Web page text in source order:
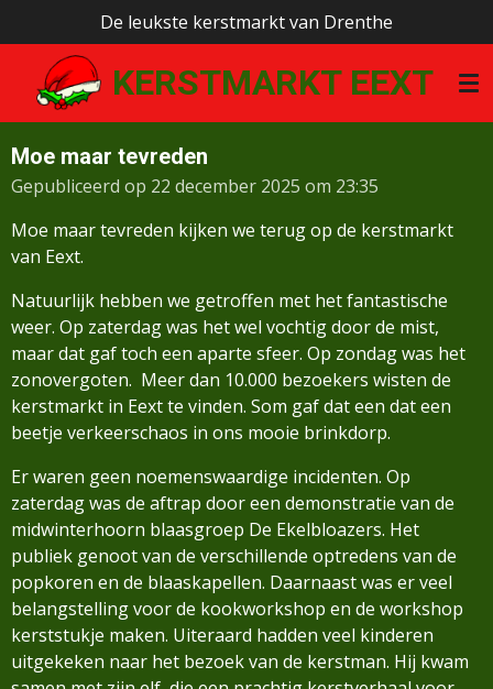
direct
naar
hoofdinhoud
KERSTMARKT EEXT
De leukste kerstmarkt van Drenthe
Moe maar tevreden
Gepubliceerd op 22 december 2025 om 23:35
Moe maar tevreden kijken we terug op de kerstmarkt
van Eext.
Natuurlijk hebben we getroffen met het fantastische
weer. Op zaterdag was het wel vochtig door de mist,
maar dat gaf toch een aparte sfeer. Op zondag was het
zonovergoten. Meer dan 10.000 bezoekers wisten de
kerstmarkt in Eext te vinden. Som gaf dat een dat een
beetje verkeerschaos in ons mooie brinkdorp.
Er waren geen noemenswaardige incidenten. Op
zaterdag was de aftrap door een demonstratie van de
midwinterhoorn blaasgroep De Ekelbloazers. Het
publiek genoot van de verschillende optredens van de
popkoren en de blaaskapellen. Daarnaast was er veel
belangstelling voor de kookworkshop en de workshop
kerststukje maken. Uiteraard hadden veel kinderen
uitgekeken naar het bezoek van de kerstman. Hij kwam